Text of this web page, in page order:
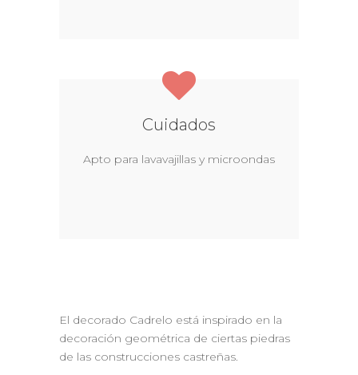
Cuidados
Apto para lavavajillas y microondas
El decorado Cadrelo está inspirado en la
decoración geométrica de ciertas piedras
de las construcciones castreñas.